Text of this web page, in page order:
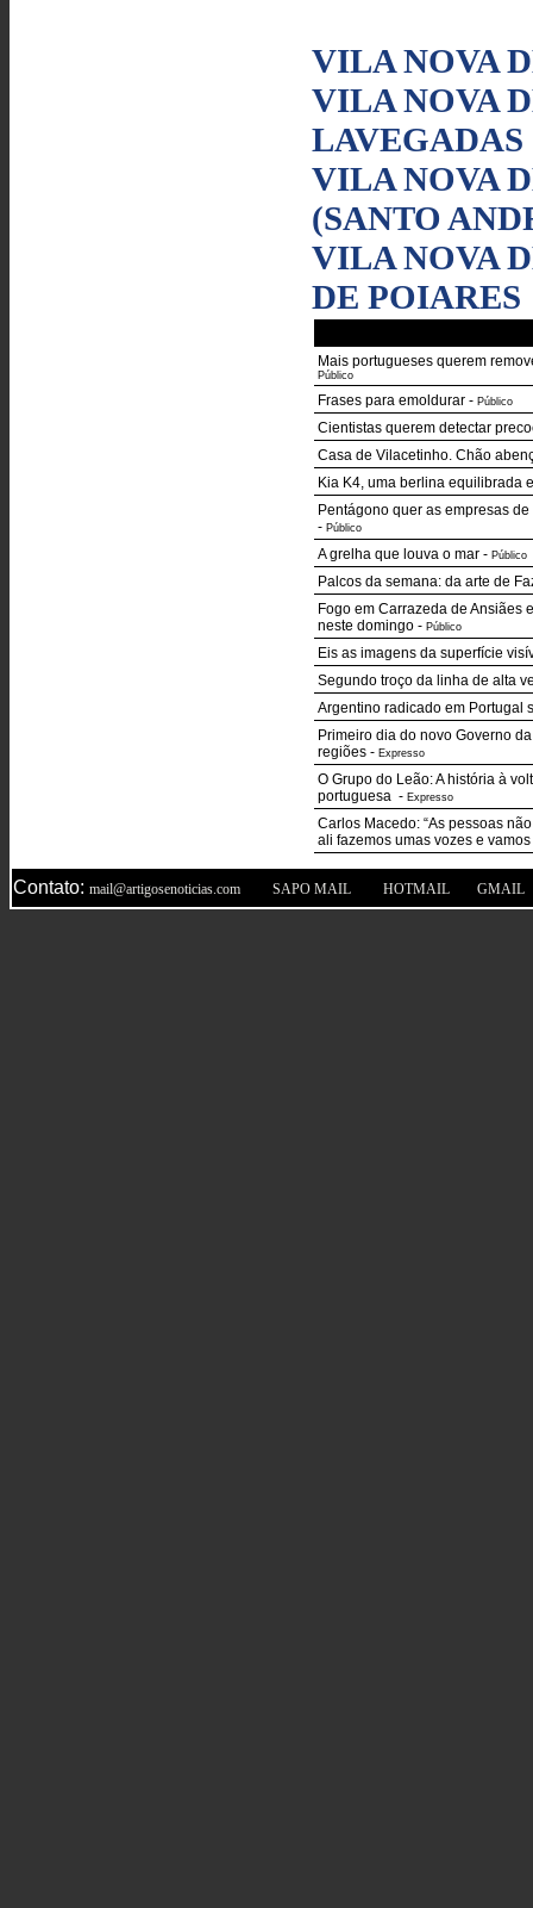
VILA NOVA
VILA NOVA
LAVEGADAS
VILA NOVA
(SANTO
VILA NOVA
DE POIARES
Mais portugueses querem
Público
Frases para emoldurar - Público
Cientistas querem detectar
Casa de Vilacetinho. Chão
Kia K4, uma berlina equilibrada
Pentágono quer as empresas
- Público
A grelha que louva o mar - Público
Palcos da semana: da arte de
Fogo em Carrazeda de Ansiães
neste domingo - Público
Eis as imagens da superfície
Segundo troço da linha de alta
Argentino radicado em Portugal
Primeiro dia do novo Governo
regiões - Expresso
O Grupo do Leão: A história à
portuguesa - Expresso
Carlos Macedo: “As pessoas
ali fazemos umas vozes e
Contato: mail@artigosenoticias.com SAPO MAIL HOTMAIL GMAIL